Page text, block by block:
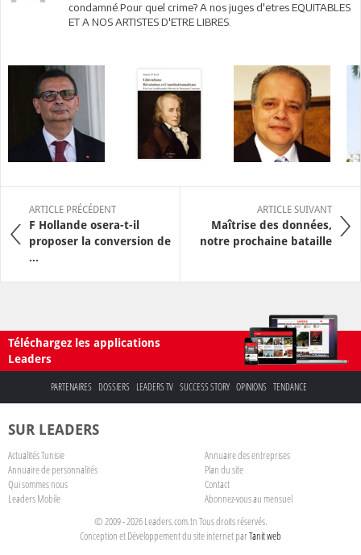
condamné.Pour quel crime? A nos juges d'etres EQUITABLES
ET A NOS ARTISTES D'ETRE LIBRES.
ARTICLE PRÉCÉDENT
F Hollande osera-t-il
proposer la conversion de
...
ARTICLE SUIVANT
Maîtrise des données,
notre prochaine bataille
Téléchargez les applications
Leaders
PARTENAIRES DOSSIERS LEADERS TV SUCCESS STORY OPINIONS TENDANCE
SUR LEADERS
Actualités Tunisie
Annuaire des entreprises
Annuaire de personnalités
Plan du site
Qui sommes nous
Contact
Leaders Mobile
Abonnez-vous au mensuel
© 2009 - 2026 Leaders.com.tn Tous droits réservés.
Conception et Développement du site internet parTanit web